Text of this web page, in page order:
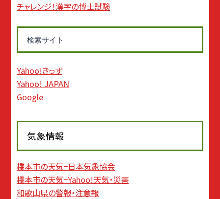
チャレンジ！漢字の博士試験
検索サイト
Yahoo!きっず
Yahoo! JAPAN
Google
気象情報
橋本市の天気−日本気象協会
橋本市の天気−Yahoo!天気・災害
和歌山県の警報・注意報